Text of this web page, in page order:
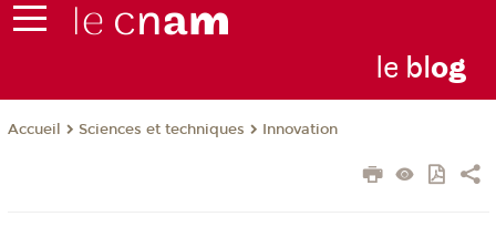
le blog
Accueil Sciences et techniques Innovation